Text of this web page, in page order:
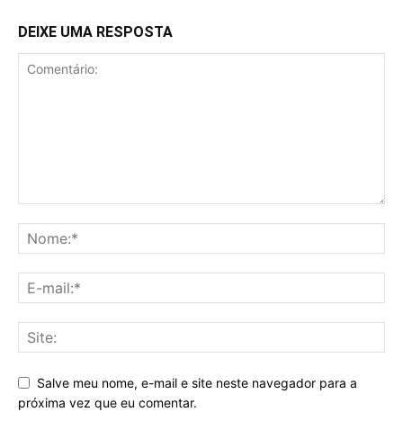
DEIXE UMA RESPOSTA
Salve meu nome, e-mail e site neste navegador para a
próxima vez que eu comentar.